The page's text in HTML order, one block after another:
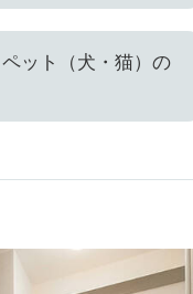
ット（犬・猫）の